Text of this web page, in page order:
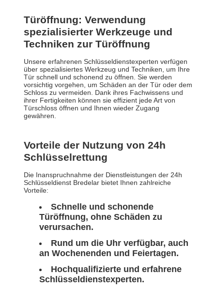
Türöffnung: Verwendung
spezialisierter Werkzeuge und
Techniken zur Türöffnung
Unsere erfahrenen Schlüsseldienstexperten verfügen
über spezialisiertes Werkzeug und Techniken, um Ihre
Tür schnell und schonend zu öffnen. Sie werden
vorsichtig vorgehen, um Schäden an der Tür oder dem
Schloss zu vermeiden. Dank ihres Fachwissens und
ihrer Fertigkeiten können sie effizient jede Art von
Türschloss öffnen und Ihnen wieder Zugang
gewähren.
Vorteile der Nutzung von 24h
Schlüsselrettung
Die Inanspruchnahme der Dienstleistungen der 24h
Schlüsseldienst Bredelar bietet Ihnen zahlreiche
Vorteile:
Schnelle und schonende
Türöffnung, ohne Schäden zu
verursachen.
Rund um die Uhr verfügbar, auch
an Wochenenden und Feiertagen.
Hochqualifizierte und erfahrene
Schlüsseldienstexperten.